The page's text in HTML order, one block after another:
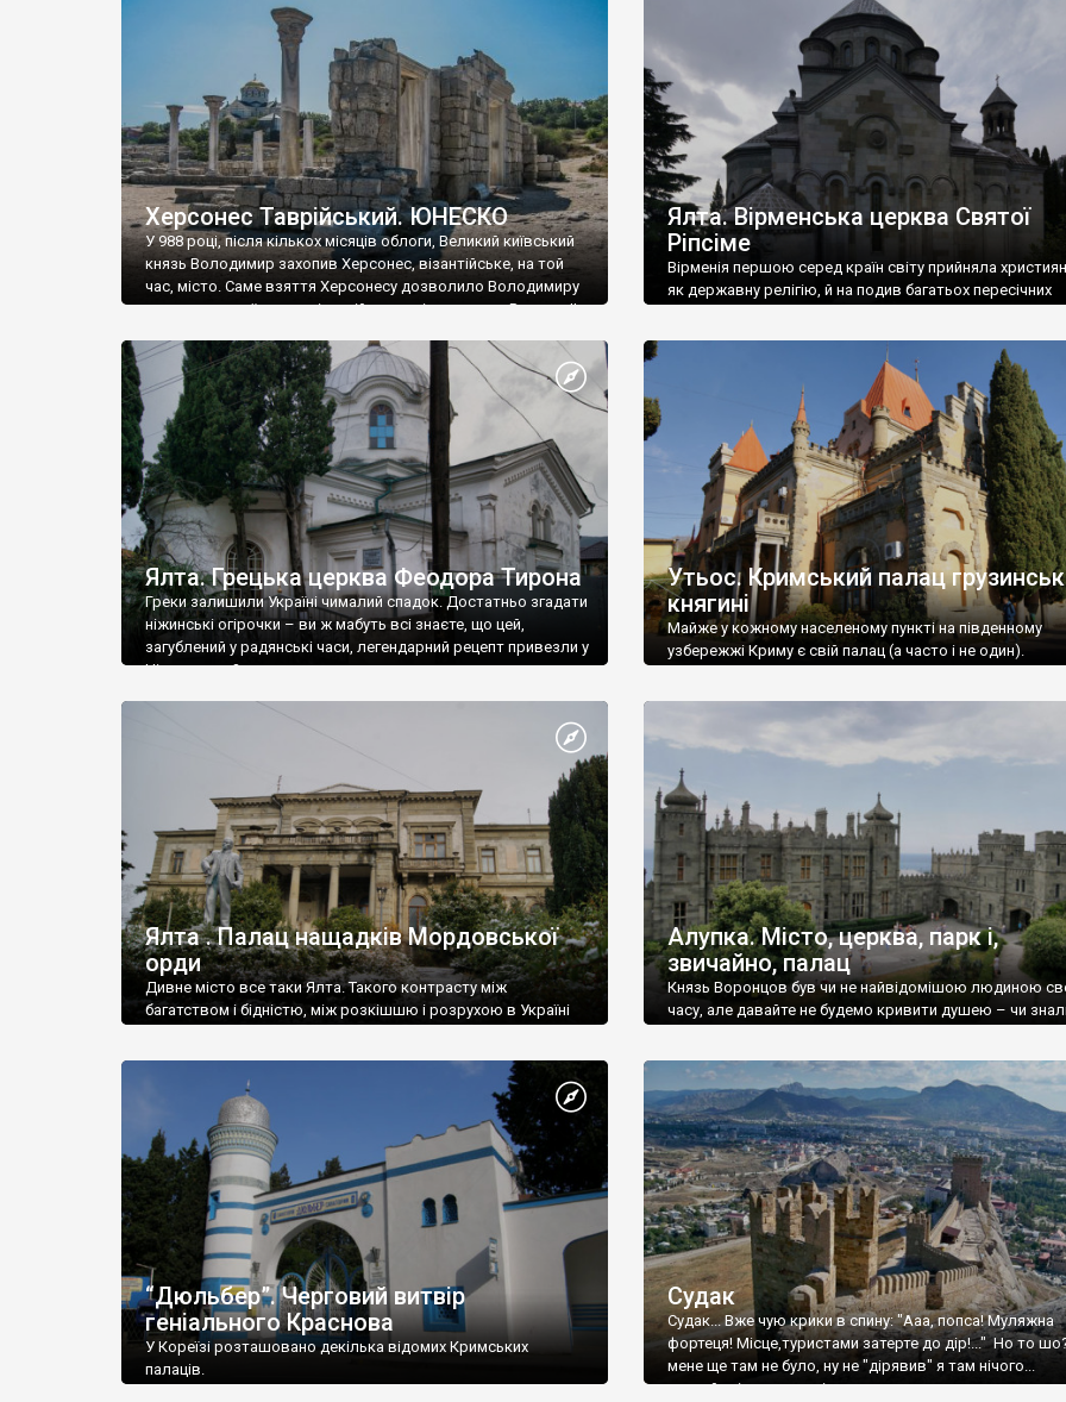
візантійської доби. Раритети викрадені з фондів об’єкту
культурної спадщини ЮНЕСКО «Херсонеса Таврійського».
Офіційно – на виставку «Золото Візантії», але експерти та
влада в Україні вважають це лише […]
називаються «повстяками» (postaki)…” “Вино. Крим
виробляє відмінне вино і його вдосталь: воно все
легке біле і дуже […]
Херсонес Таврійський. ЮНЕСКО
У 988 році, після кількох місяців облоги, Великий київський
князь Володимир захопив Херсонес, візантійське, на той
час, місто. Саме взяття Херсонесу дозволило Володимиру
диктувати свої умови візантійському імператору Василю ІІ,
Херсонесі Володимир-язичник, став Василем-
християнином. А потім було Хрещення Русі. На честь
Херсонесу Таврійського названо місто […]
Ялта. Вірменська церква Святої
Ріпсіме
Вірменія першою серед країн світу прийняла
як державну релігію, й на подив багатьох пересічних
Ялта. Грецька церква Феодора Тирона
Греки залишили Україні чималий спадок. Достатньо згадати
ніжинські огірочки – ви ж мабуть всі знаєте, що цей,
загублений у радянські часи, легендарний рецепт привезли у
Ніжин греки?
Утьос. Кримський палац
княгині
Майже у кожному населеному пункті на південному
узбережжі Криму є свій палац (а часто і не один).
Ялта . Палац нащадків Мордовської
орди
Дивне місто все таки Ялта. Такого контрасту між
багатством і бідністю, між розкішшю і розрухою в Україні
Алупка. Місто, церква, парк і,
звичайно, палац
Князь Воронцов був чи не найвідомішою людиною
часу, але давайте не будемо кривити душею – чи
“Дюльбер”. Черговий витвір
геніального Краснова
У Кореїзі розташовано декілька відомих Кримських
палаців.
Судак
Судак... Вже чую крики в спину: "Ааа, попса! Муляжна
фортеця! Місце,туристами затерте до дір!..." Но то
мене ще там не було, ну не "дірявив" я там нічого...
принаймні до цього літа.